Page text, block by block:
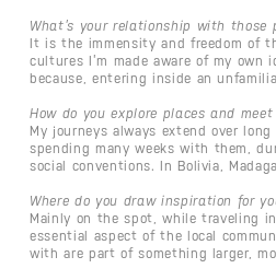
What’s your relationship with
It is the immensity and freedom of
cultures I’m made aware of my
because, entering inside an
How do you explore places and
My journeys always extend over
spending many weeks with them,
social conventions. In Bolivia,
Where do you draw inspiration for
Mainly on the spot, while traveling
essential aspect of the local
with are part of something larger,